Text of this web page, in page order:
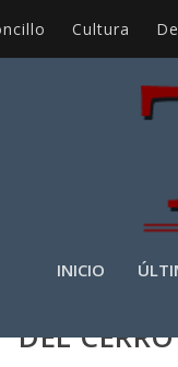
Cultura
INICIO
DEL